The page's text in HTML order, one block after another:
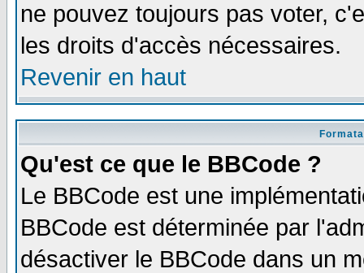
ne pouvez toujours pas voter,
les droits d'accès nécessaires.
Revenir en haut
Qu'est ce que le BBCode ?
Le BBCode est une
BBCode est déterminée par
désactiver le BBCode dans un